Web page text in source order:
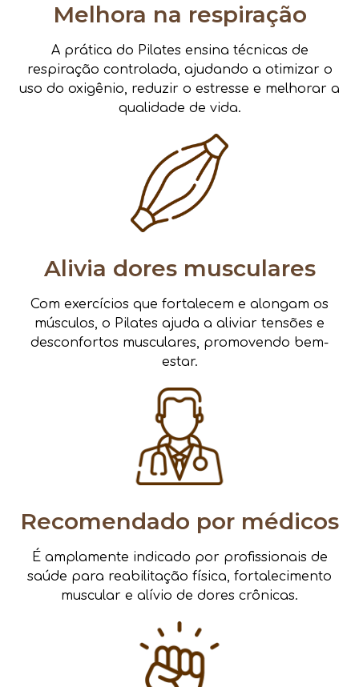
Melhora na respiração
A prática do Pilates ensina técnicas de
respiração controlada, ajudando a otimizar o
uso do oxigênio, reduzir o estresse e melhorar a
qualidade de vida.
Alivia dores musculares
Com exercícios que fortalecem e alongam os
músculos, o Pilates ajuda a aliviar tensões e
desconfortos musculares, promovendo bem-
estar.
Recomendado por médicos
É amplamente indicado por profissionais de
saúde para reabilitação física, fortalecimento
muscular e alívio de dores crônicas.